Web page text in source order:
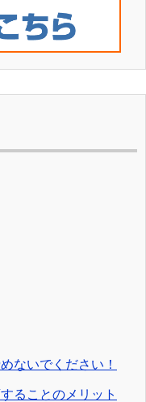
ないでください！
ることのメリット